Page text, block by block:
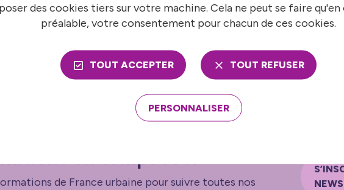
ces derniers jours et l’association locale AJSA
mobilise également.
en temps réel
de France urbaine pour suivre toutes nos
des cookies tiers sur votre machine. Cela ne peut se faire
préalable, votre consentement pour chacun de ces cookies.
TOUT ACCEPTER TOUT REFUSER
PERSONNALISER